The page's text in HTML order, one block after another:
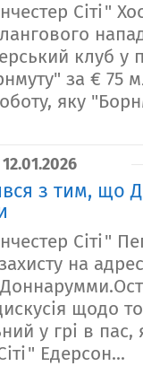
Сіті"
клуб у
за € 75
яку
12.01.2026
з тим, що
Сіті"
на
щодо
у грі в
Едерсон...